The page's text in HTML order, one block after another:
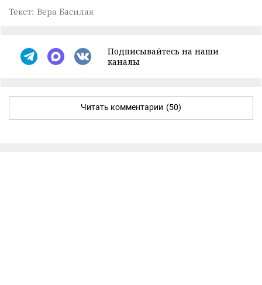
Текст: Вера Басилая
Подписывайтесь на наши
каналы
Читать комментарии (50)